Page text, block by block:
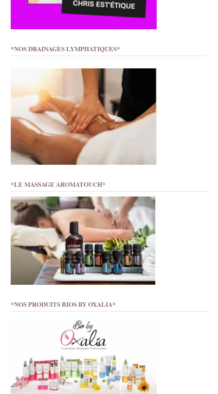
*NOS DRAINAGES LYMPHATIQUES*
*LE MASSAGE AROMATOUCH*
*NOS PRODUITS BIOS BY OXALIA*